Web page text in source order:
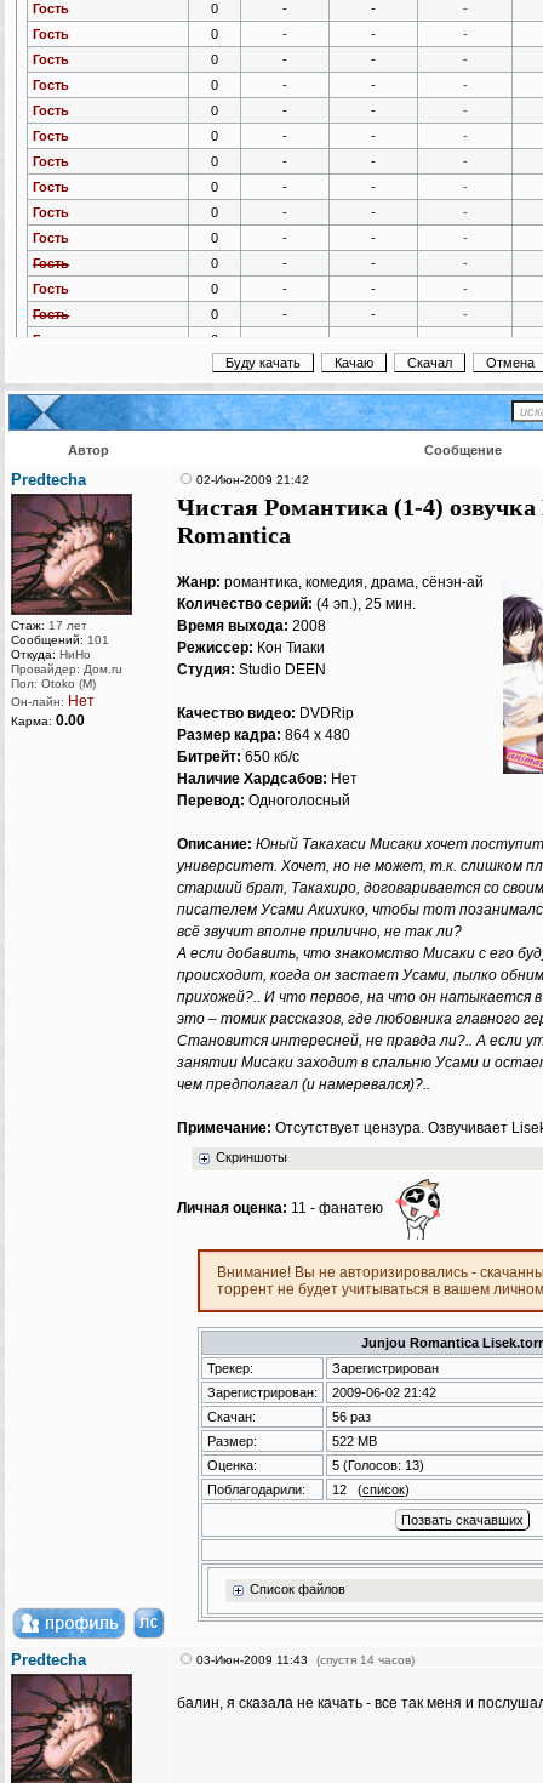
Гость
0 - -
-
Гость
0 - -
-
Гость
0 - -
-
Гость
0 - -
-
Гость
0 - -
-
Гость
0 - -
-
Гость
0 - -
-
Гость
0 - -
-
Гость
0 - -
-
Гость
0 - -
-
Гость
0 - -
-
Гость
0 - -
-
Гость
0 - -
-
Гость
0
- -
Гость
0 - -
-
Гость
0 - -
-
Гость
Гость
0 - -
-
Гость
0 -
Гость
Гость
Гость
0 -
Гость
0 -
Гость
0 -
Гость
Гость
0 -
0 -
0 -
0 - -
-
0 - -
-
показаны данныетолько за текущую сессию
Автор Сообщение
Predtecha
Стаж: 17 лет
Сообщений: 101
Откуда: НиНо
Провайдер: Дом.ru
Пол: Otoko (M)
Он-лайн: Нет
Карма: 0.00
02-Июн-2009 21:42
Чистая Романтика (1-4)
Romantica
Жанр: романтика, комедия, драма, сёнэн-ай
Количество серий: (4 эп.), 25 мин.
Время выхода: 2008
Режиссер: Кон Тиаки
Студия: Studio DEEN
Качество видео: DVDRip
Размер кадра: 864 x 480
Битрейт: 650 кб/с
Наличие Хардсабов: Нет
Перевод: Одноголосный
Описание: Юный Такахаси Мисаки хочет
университет. Хочет, но не может, т.к. слишком
старший брат, Такахиро, договаривается со
писателем Усами Акихико, чтобы тот
всё звучит вполне прилично, не так ли?
А если добавить, что знакомство Мисаки с его
происходит, когда он застает Усами, пылко
прихожей?.. И что первое, на что он натыкается
это – томик рассказов, где любовника главного
Становится интересней, не правда ли?.. А если
занятии Мисаки заходит в спальню Усами и
чем предполагал (и намеревался)?..
Примечание: Отсутствует цензура. Озвучивает
Скриншоты
Личная оценка: 11 - фанатею
Внимание! Вы не авторизировались -
торрент не будет учитываться в вашем
Junjou Romantica
Трекер:
Зарегистрирован
Зарегистрирован:
2009-06-02 21:42
Скачан:
56 раз
Размер:
522 MB
Оценка:
5(Голосов: 13)
Поблагодарили:
12(список)
Список файлов
Predtecha 03-Июн-2009 11:43 (спустя 14 часов)
балин, я сказала не качать - все так меня и